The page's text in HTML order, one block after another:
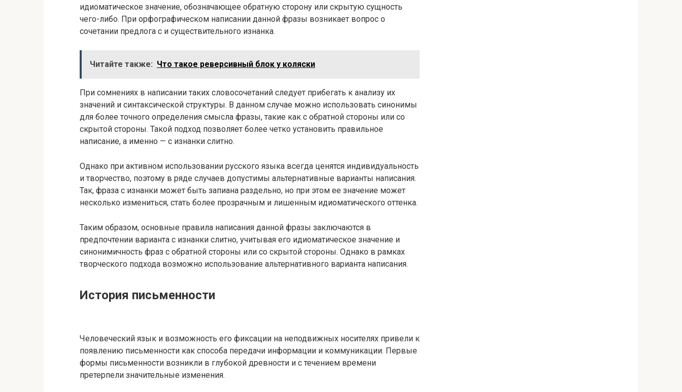
идиоматическое значение, обозначающее обратную сторону или скрытую сущность
чего-либо. При орфографическом написании данной фразы возникает вопрос о
сочетании предлога с и существительного изнанка.
Читайте также: Что такое реверсивный блок у коляски
При сомнениях в написании таких словосочетаний следует прибегать к анализу их
значений и синтаксической структуры. В данном случае можно использовать синонимы
для более точного определения смысла фразы, такие как с обратной стороны или со
скрытой стороны. Такой подход позволяет более четко установить правильное
написание, а именно — с изнанки слитно.
Однако при активном использовании русского языка всегда ценятся индивидуальность
и творчество, поэтому в ряде случаев допустимы альтернативные варианты написания.
Так, фраза с изнанки может быть запиана раздельно, но при этом ее значение может
несколько измениться, стать более прозрачным и лишенным идиоматического оттенка.
Таким образом, основные правила написания данной фразы заключаются в
предпочтении варианта с изнанки слитно, учитывая его идиоматическое значение и
синонимичность фраз с обратной стороны или со скрытой стороны. Однако в рамках
творческого подхода возможно использование альтернативного варианта написания.
История письменности
Человеческий язык и возможность его фиксации на неподвижных носителях привели к
появлению письменности как способа передачи информации и коммуникации. Первые
формы письменности возникли в глубокой древности и с течением времени
претерпели значительные изменения.